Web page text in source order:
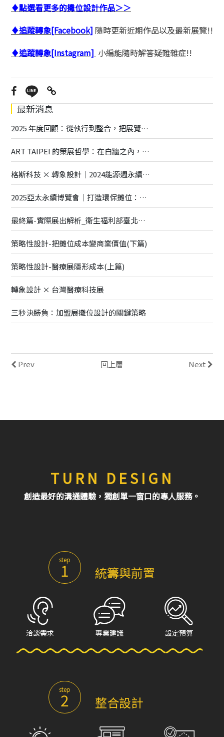
♦點選看更多的攤位設計作品＞＞
♦追蹤轉象[Facebook] 隨時更新近期作品以及最新展覽!!
♦追蹤轉象[Instagram] 小編能隨時解答疑難雜症!!
最新消息
2025 年度回顧：從執行到整合，把展覽做得更深更廣
ART TAIPEI 的策展哲學：在白牆之內，打造一座有呼吸的藝術場域
格斯科技 × 轉象設計｜2024能源週永續展覽全解析
2025亞太永續博覽會｜打造環保攤位：專業指南與創意實踐
最終篇-實際展出解析_衛生福利部臺北醫院
策略性設計-把攤位成本變商業價值(下篇)
策略性設計-醫療展隱形成本(上篇)
轉象設計 × 台灣醫療科技展
三秒決勝負：加盟展攤位設計的關鍵策略
Prev 回上層 Next
TURN DESIGN
創造最好的溝通體驗，獨創單一窗口的專人服務。
step
1 統籌與前置
洽談需求 專業建議 設定預算
step
2 整合設計